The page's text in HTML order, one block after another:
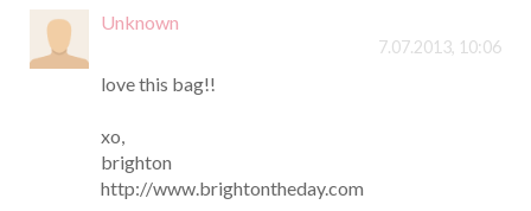
Unknown
7.07.2013, 10:06
love this bag!!
xo,
brighton
http://www.brightontheday.com